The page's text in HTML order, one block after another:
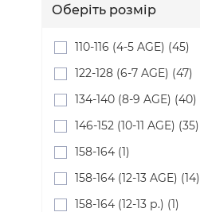
Оберіть розмір
110-116 (4-5 AGE) (45)
122-128 (6-7 AGE) (47)
134-140 (8-9 AGE) (40)
146-152 (10-11 AGE) (35)
158-164 (1)
158-164 (12-13 AGE) (14)
158-164 (12-13 р.) (1)